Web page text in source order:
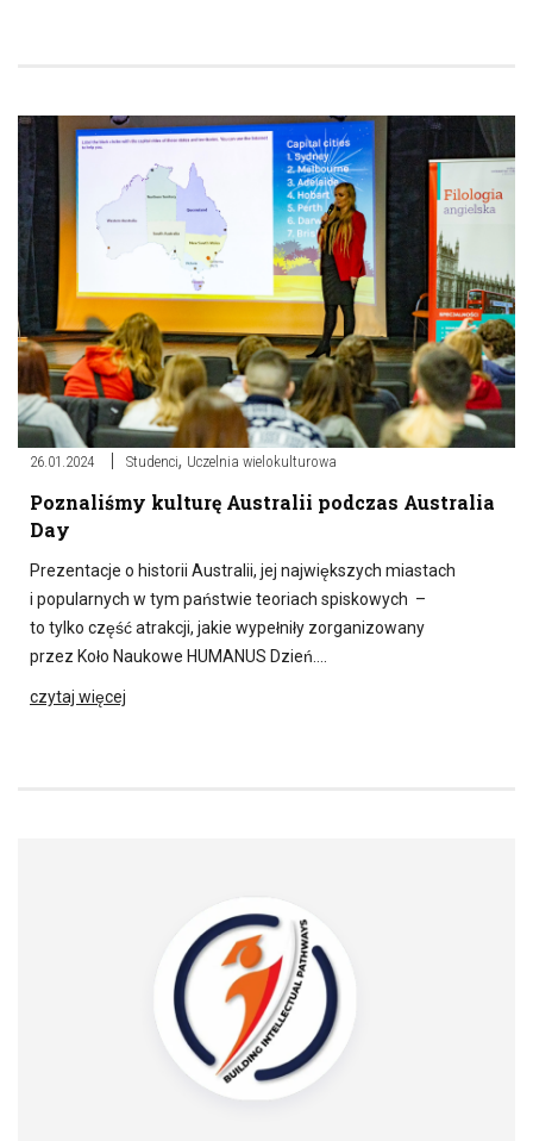
26.01.2024 Studenci, Uczelnia wielokulturowa
Poznaliśmy kulturę Australii podczas Australia
Day
Prezentacje o historii Australii, jej największych miastach
i popularnych w tym państwie teoriach spiskowych –
to tylko część atrakcji, jakie wypełniły zorganizowany
przez Koło Naukowe HUMANUS Dzień….
czytaj więcej